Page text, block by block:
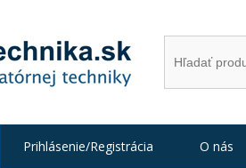
Prihlásenie/Registrácia O nás